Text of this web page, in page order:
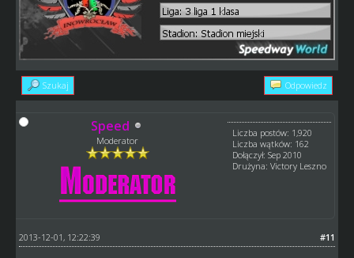
Szukaj Odpowiedz
Speed
Moderator
Liczba postów: 1,920
Liczba wątków: 162
Dołączył: Sep 2010
Drużyna: Victory Leszno
#11
2013-12-01, 12:22:39